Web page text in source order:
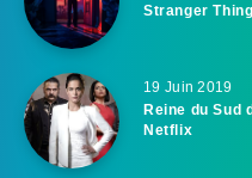
Stranger
19 Juin 2019
Reine du Sud
Netflix